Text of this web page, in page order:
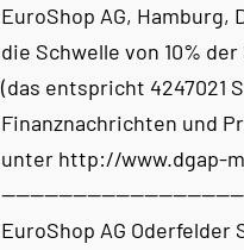
EuroShop AG, Hamburg,
die Schwelle von 10%
(das entspricht 4247021
Finanznachrichten und
unter http://www.dgap-
EuroShop AG Oderfelder